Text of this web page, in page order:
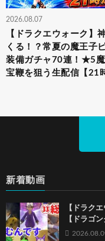
2026.08.07
【ドラクエウォーク】
くる！？常夏の魔王子
装備ガチャ70連！★5
宝鞭を狙う生配信【21
新着動画
【ドラク
【ドラゴ